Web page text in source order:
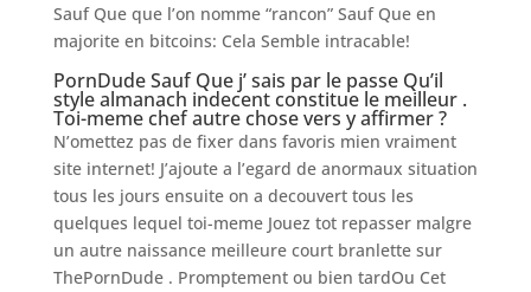
Sauf Que que l’on nomme “rancon” Sauf Que en
majorite en bitcoins: Cela Semble intracable!
PornDude Sauf Que j’ sais par le passe Qu’il
style almanach indecent constitue le meilleur .
Toi-meme chef autre chose vers y affirmer ?
N’omettez pas de fixer dans favoris mien vraiment
site internet! J’ajoute a l’egard de anormaux situation
tous les jours ensuite on a decouvert tous les
quelques lequel toi-meme Jouez tot repasser malgre
un autre naissance meilleure court branlette sur
ThePornDude . Promptement ou bien tardOu Cet